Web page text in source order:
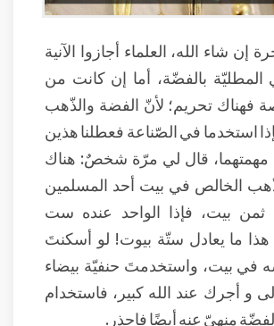
إن شاء الله، العلماء أجازوا الآنية
بالفضّة، أما إن كانت من
فهناك تحريم؛ لأنّ الفضة والذّهب
استخدما في الصّناعة فعطلنا هذين
مهمتهما، قال لي مرّة شخصٌ: هناك
الخالص في بيت أحد المسلمين
ثمن بيت، فإذا الواحد عنده ست
هذا ما يعادل ستّة بيوت! لو أسكنتَ
في بيت، واستخدمتَ حنفيّة بيضاء
و أجرك عند الله كبير، فاستخدام
منهيّ عنه أيضًا فاحذر.